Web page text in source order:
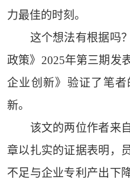
力最佳的时刻。
这个想法有根据吗？
政策》2025年第三期发
企业创新》验证了笔
新。
该文的两位作者来自
章以扎实的证据表明，
不足与企业专利产出下